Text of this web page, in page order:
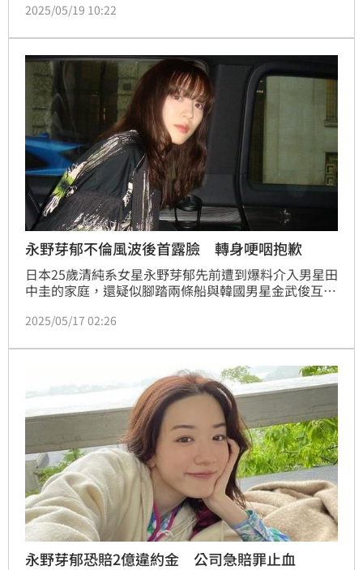
如今更傳出經紀公司主動向NHK請辭，永野芽郁將不會
2025/05/19 10:22
永野芽郁不倫風波後首露臉 轉身哽咽抱歉
日本25歲清純系女星永野芽郁先前遭到爆料介入男星田
中圭的家庭，還疑似腳踏兩條船與韓國男星金武俊互動
演藝事業受到重挫，風波爆發後，她於昨（16日）首次
亮相，不過現場除了觀眾之外並未開放媒體參加。
2025/05/17 02:26
永野芽郁恐賠2億違約金 公司急賠罪止血